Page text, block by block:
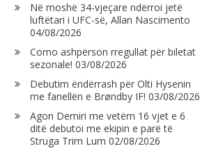
Në moshë 34-vjeçare ndërroi jetë
luftëtari i UFC-së, Allan Nascimento
04/08/2026
Como ashpërson rregullat për biletat
sezonale! 03/08/2026
Debutim ëndërrash për Olti Hysenin
me fanellën e Brøndby IF! 03/08/2026
Agon Demiri me vetëm 16 vjet e 6
ditë debutoi me ekipin e parë të
Struga Trim Lum 02/08/2026